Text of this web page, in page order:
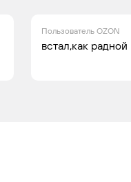
Пользователь OZON
встал,как